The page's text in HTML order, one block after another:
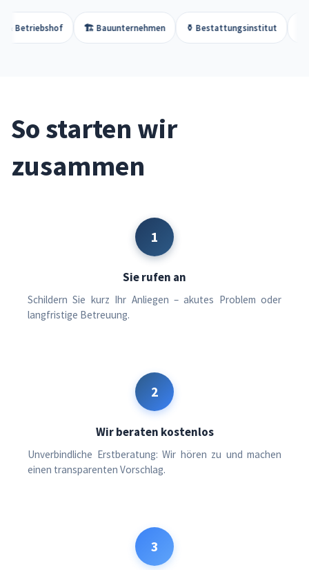
🏗️ Bauunternehmen ⚱️ Bestattungsinstitut 📚 Bibliothek
So starten wir
zusammen
1
Sie rufen an
Schildern Sie kurz Ihr Anliegen – akutes Problem oder
langfristige Betreuung.
2
Wir beraten kostenlos
Unverbindliche Erstberatung: Wir hören zu und machen
einen transparenten Vorschlag.
3